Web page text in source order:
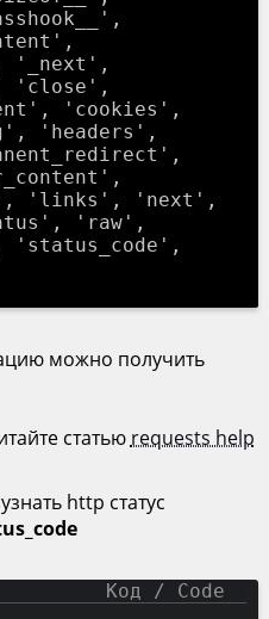
'_next',
'close',
'cookies',
'headers',
'links', 'next',
'raw',
можно получить
статью requests help
http статус